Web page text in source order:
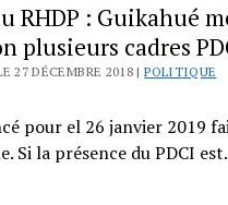
RHDP : Guikahué
plusieurs cadres
27 DÉCEMBRE 2018 |POLITIQUE
pour el 26 janvier 2019
Si la présence du PDCI